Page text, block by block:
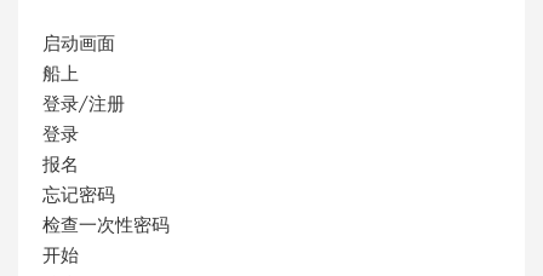
启动画面
船上
登录/注册
登录
报名
忘记密码
检查一次性密码
开始